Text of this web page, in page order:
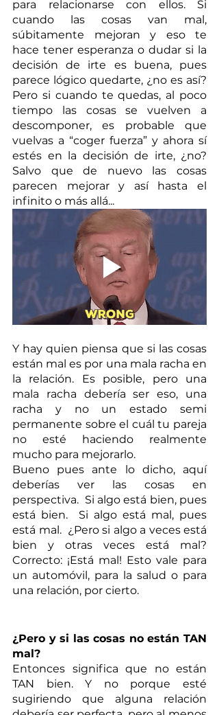
para relacionarse con ellos. Si
cuando las cosas van mal,
súbitamente mejoran y eso te
hace tener esperanza o dudar si la
decisión de irte es buena, pues
parece lógico quedarte, ¿no es así?
Pero si cuando te quedas, al poco
tiempo las cosas se vuelven a
descomponer, es probable que
vuelvas a “coger fuerza” y ahora sí
estés en la decisión de irte, ¿no?
Salvo que de nuevo las cosas
parecen mejorar y así hasta el
infinito o más allá...
Y hay quien piensa que si las cosas
están mal es por una mala racha en
la relación. Es posible, pero una
mala racha debería ser eso, una
racha y no un estado semi
permanente sobre el cuál tu pareja
no esté haciendo realmente
mucho para mejorarlo.
Bueno pues ante lo dicho, aquí
deberías ver las cosas en
perspectiva.  Si algo está bien, pues
está bien.  Si algo está mal, pues
está mal.  ¿Pero si algo a veces está
bien y otras veces está mal?
Correcto: ¡Está mal! Esto vale para
un automóvil, para la salud o para
una relación, por cierto.
¿Pero y si las cosas no están TAN
mal?
Entonces significa que no están
TAN bien. Y no porque esté
sugiriendo que alguna relación